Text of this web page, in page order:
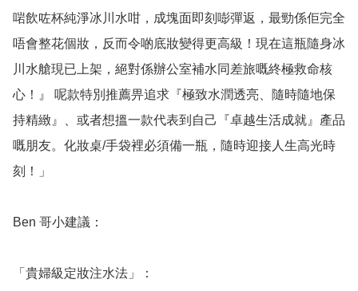
啱飲咗杯純淨冰川水咁，成塊面即刻嘭彈返，最勁係佢完全
唔會整花個妝，反而令啲底妝變得更高級！現在這瓶隨身冰
川水艙現已上架，絕對係辦公室補水同差旅嘅終極救命核
心！』 呢款特別推薦畀追求『極致水潤透亮、隨時隨地保
持精緻』、或者想搵一款代表到自己『卓越生活成就』產品
嘅朋友。化妝桌/手袋裡必須備一瓶，隨時迎接人生高光時
刻！」
Ben 哥小建議：
「貴婦級定妝注水法」：